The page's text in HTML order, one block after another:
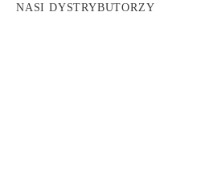
NASI DYSTRYBUTORZY